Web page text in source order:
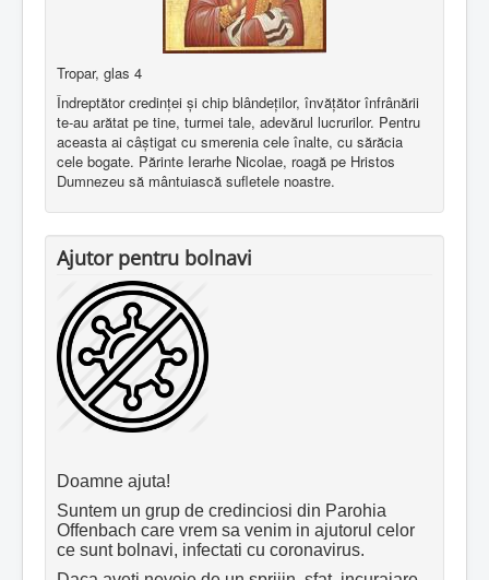
Tropar, glas 4
Îndreptător credinţei şi chip blândeţilor, învăţător înfrânării
te-au arătat pe tine, turmei tale, adevărul lucrurilor. Pentru
aceasta ai câştigat cu smerenia cele înalte, cu sărăcia
cele bogate. Părinte Ierarhe Nicolae, roagă pe Hristos
Dumnezeu să mântuiască sufletele noastre.
Ajutor pentru bolnavi
Doamne ajuta!
Suntem un grup de credinciosi din Parohia
Offenbach care vrem sa venim in ajutorul celor
ce sunt bolnavi, infectati cu coronavirus.